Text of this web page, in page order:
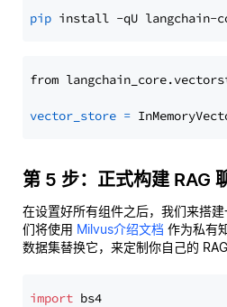
pip
from
vector_store =
第 5 步：正式构建 RAG
在设置好所有组件之后，我们来搭
们将使用 Milvus介绍文档 作为私有
数据集替换它，来定制你自己的
import